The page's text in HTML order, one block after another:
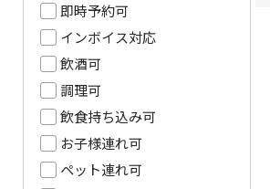
即時予約可
インボイス対応
飲酒可
調理可
飲食持ち込み可
お子様連れ可
ペット連れ可